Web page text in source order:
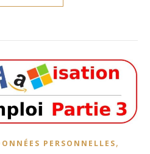
PERSONNELLES,